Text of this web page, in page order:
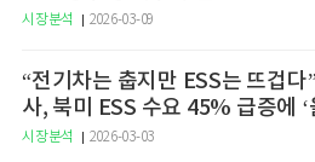
시장분석 2026-03-09
“전기차는 춥지만 ESS는 뜨겁다
사, 북미 ESS 수요 45% 급증에 ‘
시장분석 2026-03-03